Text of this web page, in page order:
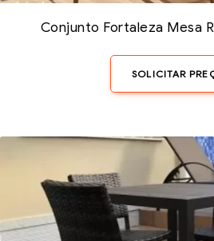
Conjunto Fortaleza Mesa
SOLICITAR